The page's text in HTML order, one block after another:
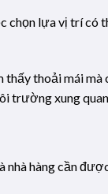
chọn lựa vị trí có
thấy thoải mái
trường xung
hàng cần